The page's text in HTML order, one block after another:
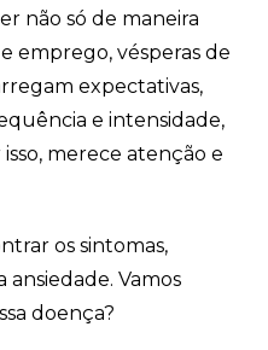
não só de maneira
emprego, vésperas de
expectativas,
e intensidade,
merece atenção e
os sintomas,
Vamos
doença?